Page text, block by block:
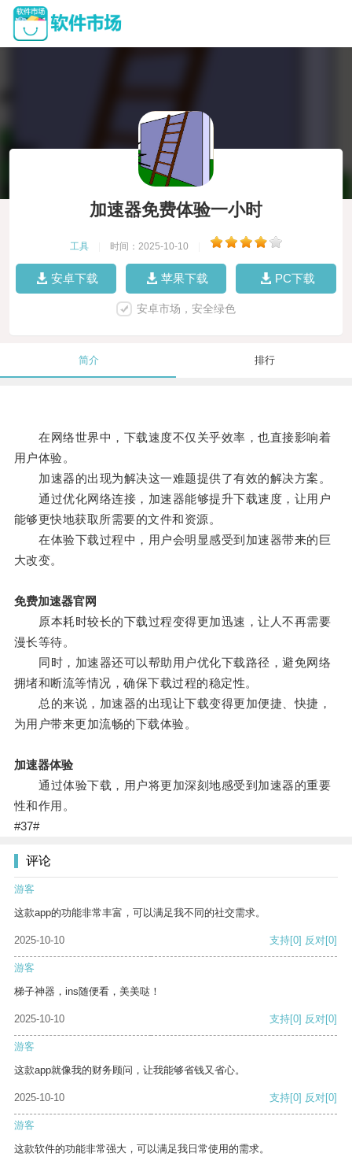
加速器免费体验一小时
工具 时间：2025-10-10
安卓下载 苹果下载 PC下载
安卓市场，安全绿色
简介 排行
在网络世界中，下载速度不仅关乎效率，也直接影响着
用户体验。
加速器的出现为解决这一难题提供了有效的解决方案。
通过优化网络连接，加速器能够提升下载速度，让用户
能够更快地获取所需要的文件和资源。
在体验下载过程中，用户会明显感受到加速器带来的巨
大改变。
免费加速器官网
原本耗时较长的下载过程变得更加迅速，让人不再需要
漫长等待。
同时，加速器还可以帮助用户优化下载路径，避免网络
拥堵和断流等情况，确保下载过程的稳定性。
总的来说，加速器的出现让下载变得更加便捷、快捷，
为用户带来更加流畅的下载体验。
加速器体验
通过体验下载，用户将更加深刻地感受到加速器的重要
性和作用。
#37#
评论
游客
这款app的功能非常丰富，可以满足我不同的社交需求。
2025-10-10 支持[0] 反对[0]
游客
梯子神器，ins随便看，美美哒！
2025-10-10 支持[0] 反对[0]
游客
这款app就像我的财务顾问，让我能够省钱又省心。
2025-10-10 支持[0] 反对[0]
游客
这款软件的功能非常强大，可以满足我日常使用的需求。